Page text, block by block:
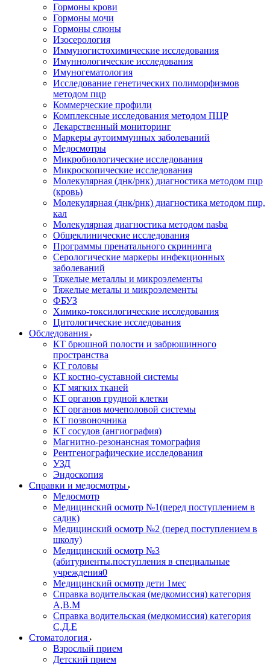
Гормоны крови
Гормоны мочи
Гормоны слюны
Изосерология
Иммуногистохимические исследования
Имуннологические исследования
Имуногематология
Исследование генетических полиморфизмов
методом пцр
Коммерческие профили
Комплексные исследования методом ПЦР
Лекарственный мониторинг
Маркеры аутоиммунных заболеваний
Медосмотры
Микробиологические исследования
Микроскопические исследования
Молекулярная (днк/рнк) диагностика методом пцр
(кровь)
Молекулярная (днк/рнк) диагностика методом пцр,
кал
Молекулярная диагностика методом nasba
Общеклинические исследования
Программы пренатального скрининга
Серологические маркеры инфекционных
заболеваний
Тяжелые металлы и микроэлементы
Тяжелые металы и микроэлементы
ФБУЗ
Химико-токсилогические исследования
Цитологические исследования
Обследования
КТ брюшной полости и забрюшинного
пространства
КТ головы
КТ костно-суставной системы
КТ мягких тканей
КТ органов грудной клетки
КТ органов мочеполовой системы
КТ позвоночника
КТ сосудов (ангиография)
Магнитно-резонансная томография
Рентгенографические исследования
УЗД
Эндоскопия
Справки и медосмотры
Медосмотр
Медицинский осмотр №1(перед поступлением в
садик)
Медицинский осмотр №2 (перед поступлением в
школу)
Медицинский осмотр №3
(абитуриенты.поступления в специальные
учреждения0
Медицинский осмотр дети 1мес
Справка водительская (медкомиссия) категория
А,В.М
Справка водительская (медкомиссия) категория
С,Д,Е
Стоматология
Взрослый прием
Детский прием